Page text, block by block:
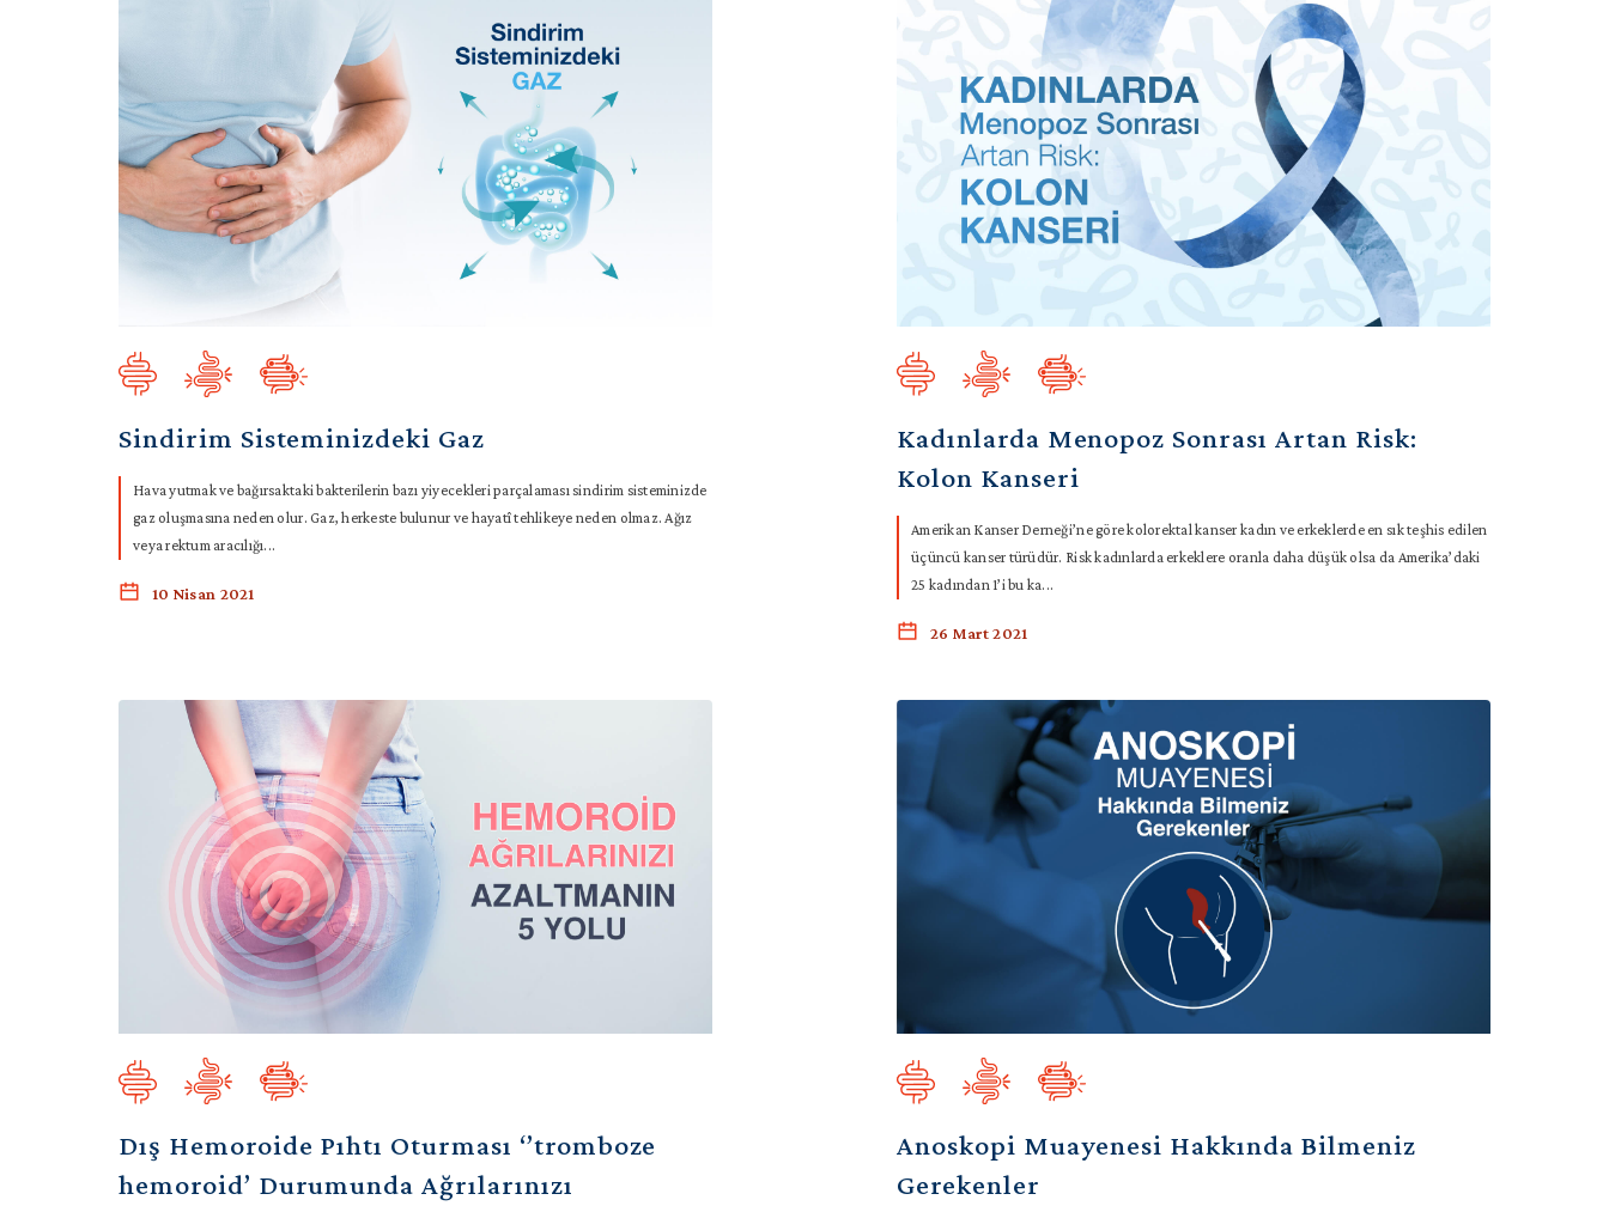
Sindirim Sisteminizdeki Gaz
Hava yutmak ve bağırsaktaki bakterilerin bazı yiyecekleri parçalaması sindirim sisteminizde
gaz oluşmasına neden olur. Gaz, herkeste bulunur ve hayatî tehlikeye neden olmaz. Ağız
veya rektum aracılığı...
10 Nisan 2021
Kadınlarda Menopoz Sonrası Artan Risk:
Kolon Kanseri
Amerikan Kanser Derneği’ne göre kolorektal kanser kadın ve erkeklerde en sık teşhis edilen
üçüncü kanser türüdür. Risk kadınlarda erkeklere oranla daha düşük olsa da Amerika’daki
25 kadından 1’i bu ka...
26 Mart 2021
Dış Hemoroide Pıhtı Oturması ‘’tromboze
hemoroid’ Durumunda Ağrılarınızı
Anoskopi Muayenesi Hakkında Bilmeniz
Gerekenler